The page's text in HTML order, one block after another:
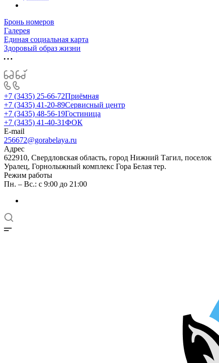
Бронь номеров
Галерея
Единая социальная карта
Здоровый образ жизни
+7 (3435) 25-66-72Приёмная
+7 (3435) 41-20-89Сервисный центр
+7 (3435) 48-56-19Гостиница
+7 (3435) 41-40-31ФОК
E-mail
256672@gorabelaya.ru
Адрес
622910, Свердловская область, город Нижний Тагил, поселок
Уралец, Горнолыжный комплекс Гора Белая тер.
Режим работы
Пн. – Вс.: с 9:00 до 21:00